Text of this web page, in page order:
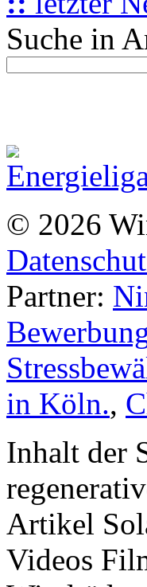
Suche in
© 2026
Partner:
in Köln.,
Inhalt der
Artikel
Videos